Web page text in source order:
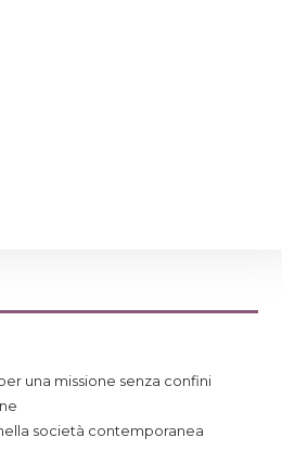
una missione senza confini
società contemporanea